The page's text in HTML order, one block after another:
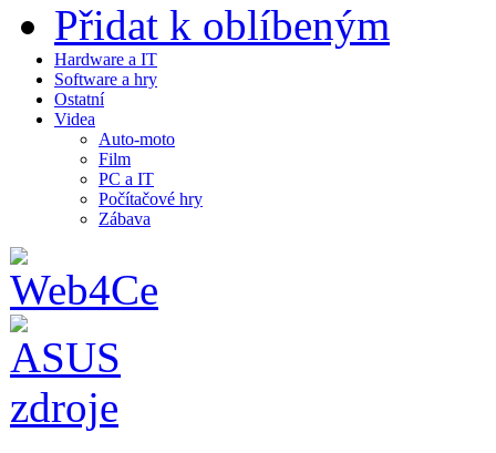
Přidat k oblíbeným
Hardware a IT
Software a hry
Ostatní
Videa
Auto-moto
Film
PC a IT
Počítačové hry
Zábava